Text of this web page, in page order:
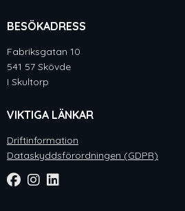
BESÖKADRESS
Fabriksgatan 10
541 57 Skövde
I Skultorp
VIKTIGA LÄNKAR
Driftinformation
Dataskyddsförordningen (GDPR)